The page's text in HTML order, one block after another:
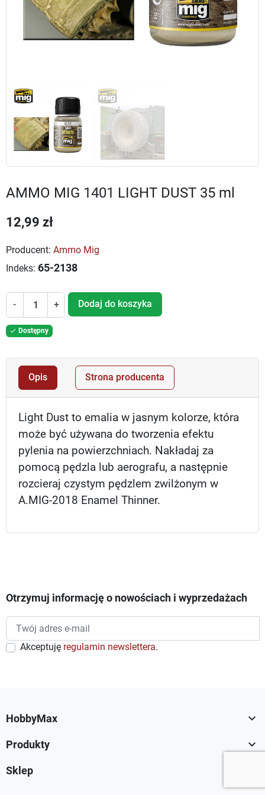
AMMO MIG 1401 LIGHT DUST 35 ml
12,99 zł
Producent: Ammo Mig
Indeks: 65-2138
- + Dodaj do koszyka
 Dostępny
Opis Strona producenta
Light Dust to emalia w jasnym kolorze, która
może być używana do tworzenia efektu
pylenia na powierzchniach. Nakładaj za
pomocą pędzla lub aerografu, a następnie
rozcieraj czystym pędzlem zwilżonym w
A.MIG-2018 Enamel Thinner.
Otrzymuj informację o nowościach i wyprzedażach
Akceptuję regulamin newslettera.
HobbyMax 
Produkty 
Sklep